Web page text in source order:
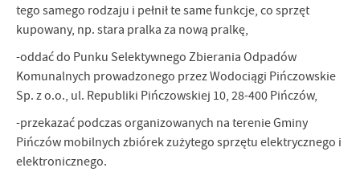
tego samego rodzaju i pełnił te same funkcje, co sprzęt
kupowany, np. stara pralka za nową pralkę,
-oddać do Punku Selektywnego Zbierania Odpadów
Komunalnych prowadzonego przez Wodociągi Pińczowskie
Sp. z o.o., ul. Republiki Pińczowskiej 10, 28-400 Pińczów,
-przekazać podczas organizowanych na terenie Gminy
Pińczów mobilnych zbiórek zużytego sprzętu elektrycznego i
elektronicznego.